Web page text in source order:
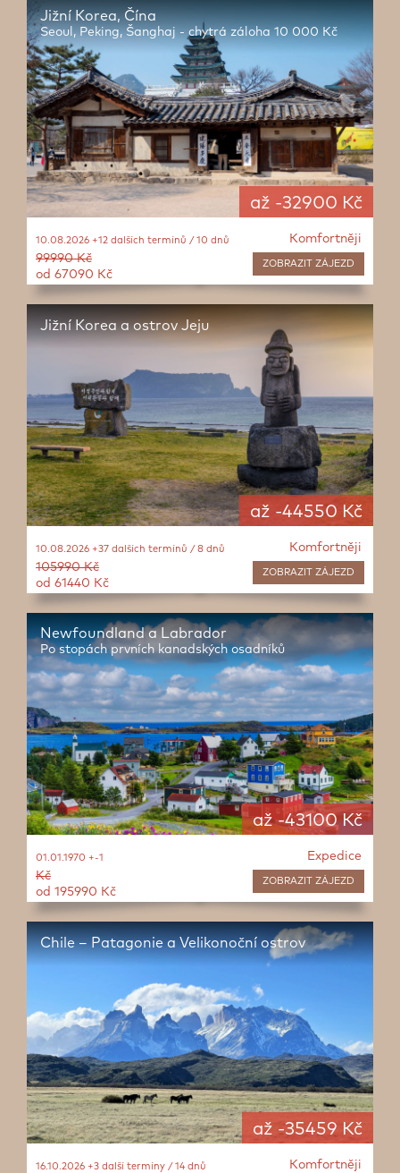
až -32900 Kč
Jižní Korea, Čína
Seoul, Peking, Šanghaj - chytrá záloha 10 000 Kč
Komfortněji
ZOBRAZIT ZÁJEZD
10.08.2026 +12 dalších termínů / 10 dnů
99990 Kč
od 67090 Kč
až -44550 Kč
Jižní Korea a ostrov Jeju
Komfortněji
ZOBRAZIT ZÁJEZD
10.08.2026 +37 dalších termínů / 8 dnů
105990 Kč
od 61440 Kč
až -43100 Kč
Newfoundland a Labrador
Po stopách prvních kanadských osadníků
Expedice
ZOBRAZIT ZÁJEZD
01.01.1970 +-1
Kč
od 195990 Kč
až -35459 Kč
Chile – Patagonie a Velikonoční ostrov
Komfortněji
16.10.2026 +3 další termíny / 14 dnů